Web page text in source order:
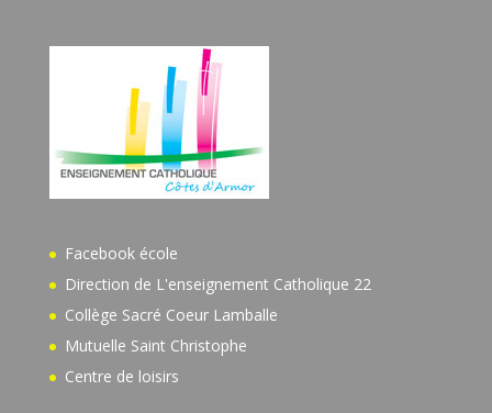
Facebook école
Direction de L'enseignement Catholique 22
Collège Sacré Coeur Lamballe
Mutuelle Saint Christophe
Centre de loisirs